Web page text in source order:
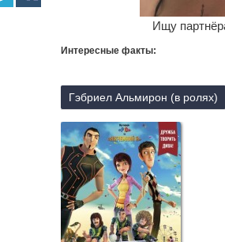
Ищу
Интересные факты:
Гэбриел Альмирон (в ролях)